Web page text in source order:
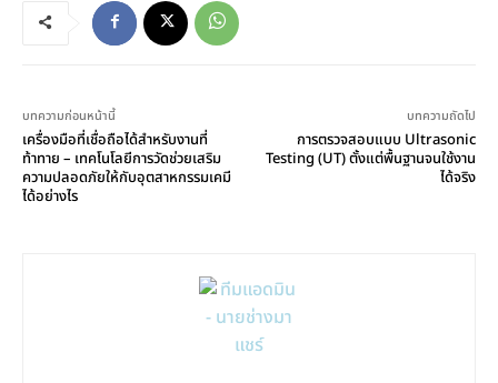
บทความก่อนหน้านี้
เครื่องมือที่เชื่อถือได้สำหรับงานที่
ท้าทาย – เทคโนโลยีการวัดช่วยเสริม
ความปลอดภัยให้กับอุตสาหกรรมเคมี
ได้อย่างไร
บทความถัดไป
การตรวจสอบแบบ Ultrasonic
Testing (UT) ตั้งแต่พื้นฐานจนใช้งาน
ได้จริง